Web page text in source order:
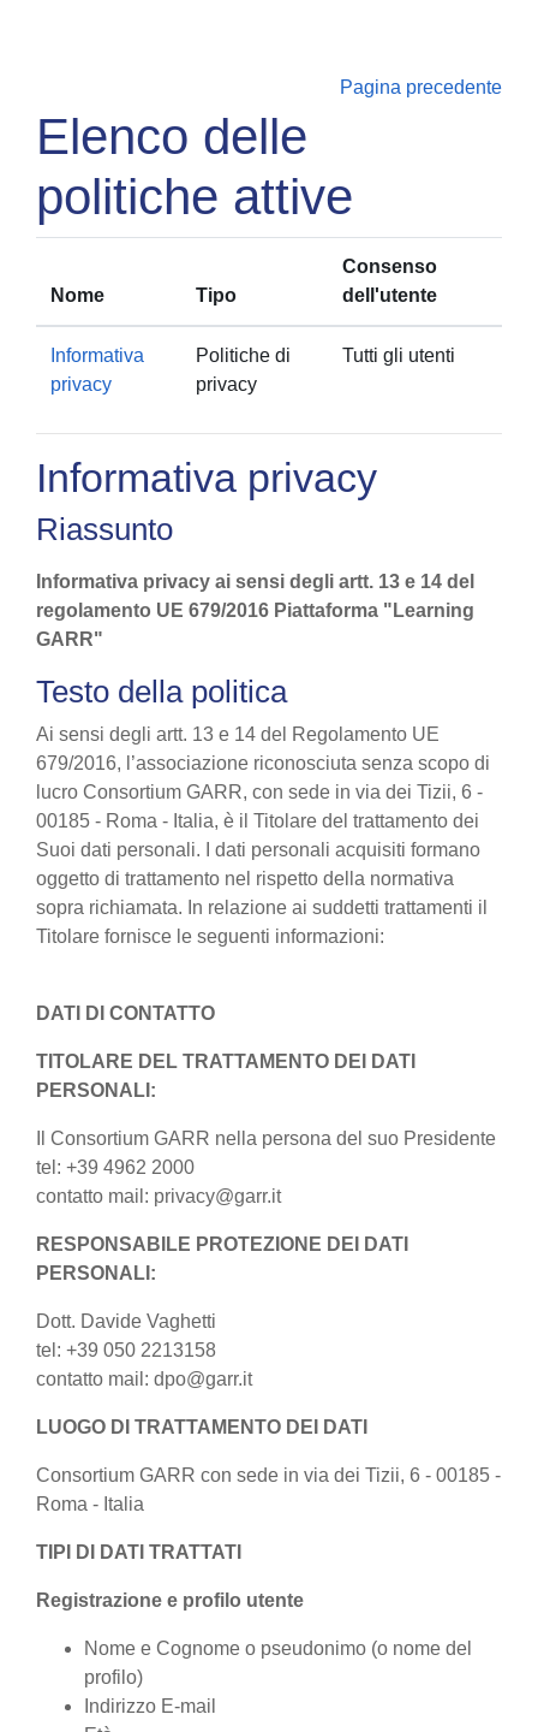
Pagina precedente
Elenco delle
politiche attive
Nome Tipo
Consenso
dell'utente
Informativa
privacy
Politiche di
privacy
Tutti gli utenti
Informativa privacy
Riassunto
Informativa privacy ai sensi degli artt. 13 e 14 del
regolamento UE 679/2016 Piattaforma "Learning
GARR"
Testo della politica
Ai sensi degli artt. 13 e 14 del Regolamento UE
679/2016, l’associazione riconosciuta senza scopo di
lucro Consortium GARR, con sede in via dei Tizii, 6 -
00185 - Roma - Italia, è il Titolare del trattamento dei
Suoi dati personali. I dati personali acquisiti formano
oggetto di trattamento nel rispetto della normativa
sopra richiamata. In relazione ai suddetti trattamenti il
Titolare fornisce le seguenti informazioni:
DATI DI CONTATTO
TITOLARE DEL TRATTAMENTO DEI DATI
PERSONALI:
Il Consortium GARR nella persona del suo Presidente
tel: +39 4962 2000
contatto mail: privacy@garr.it
RESPONSABILE PROTEZIONE DEI DATI
PERSONALI:
Dott. Davide Vaghetti
tel: +39 050 2213158
contatto mail: dpo@garr.it
LUOGO DI TRATTAMENTO DEI DATI
Consortium GARR con sede in via dei Tizii, 6 - 00185 -
Roma - Italia
TIPI DI DATI TRATTATI
Registrazione e profilo utente
Nome e Cognome o pseudonimo (o nome del
profilo)
Indirizzo E-mail